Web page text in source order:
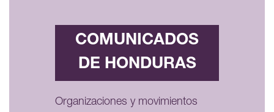
COMUNICADOS
DE HONDURAS
Organizaciones y movimientos